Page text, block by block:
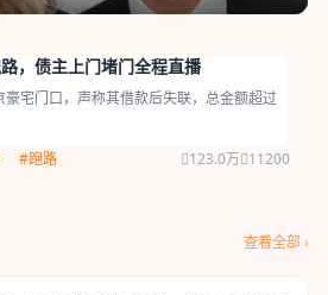
，债主上门堵门全程直播
宅门口，声称其借款后失联，总金额超过
#跑路 123.0万 11200
查看全部 ›